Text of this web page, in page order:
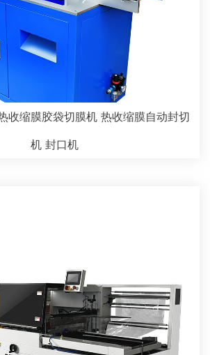
收缩膜胶袋切膜机 热收缩膜自动封切
机 封口机